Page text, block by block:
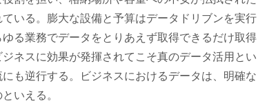
いる。膨大な設備と予算はデータドリブンを実行
る業務でデータをとりあえず取得できるだけ取得
ネスに効果が発揮されてこそ真のデータ活用とい
も逆行する。ビジネスにおけるデータは、明確な
いえる。